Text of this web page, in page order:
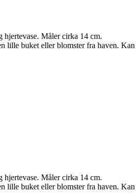
Måler cirka 14 cm.
lille buket eller blomster fra haven. Kan
Måler cirka 14 cm.
lille buket eller blomster fra haven. Kan